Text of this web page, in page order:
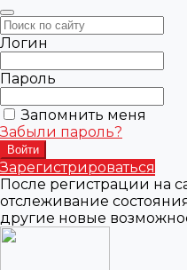
Логин
Пароль
Запомнить меня
Забыли пароль?
Зарегистрироваться
После регистрации на
отслеживание
другие новые